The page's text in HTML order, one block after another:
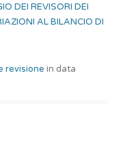
DEI REVISORI DEI
AL BILANCIO DI
revisione in data